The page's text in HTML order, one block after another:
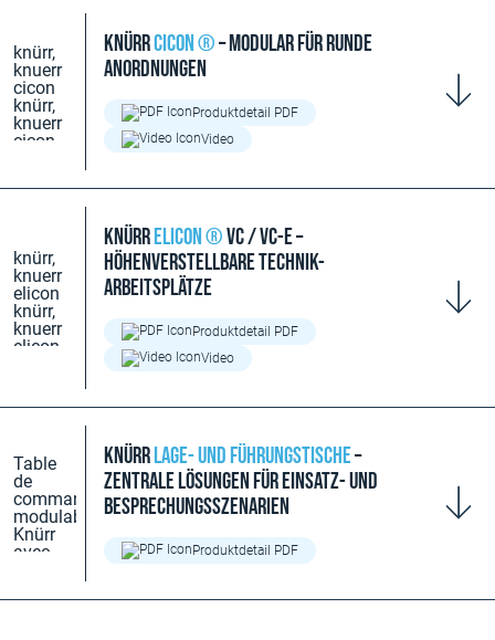
KnürrCIcon ®– Modular für runde
Anordnungen
Produktdetail PDF
Video
KnürrElicon ®VC / VC-E –
Höhenverstellbare Technik-
Arbeitsplätze
Produktdetail PDF
Video
KnürrLage- und Führungstische–
Zentrale Lösungen für Einsatz- und
Besprechungsszenarien
Produktdetail PDF